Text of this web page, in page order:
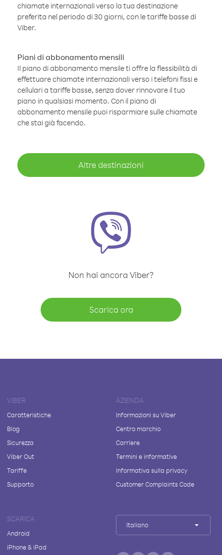
chiamate internazionali verso la tua destinazione
preferita nel periodo di 30 giorni, con le tariffe basse di
Viber.
Piani di abbonamento mensili
Il piano di abbonamento mensile ti offre la flessibilità di
effettuare chiamate internazionali verso i telefoni fissi e
cellulari a tariffe basse, senza dover rinnovare il tuo
piano in qualsiasi momento. Con il piano di
abbonamento mensile puoi risparmiare sulle chiamate
che stai già facendo.
Altre destinazioni
Non hai ancora Viber?
Scarica ora
VIBER
Caratteristiche
Blog
Sicurezza
Viber Out
Tariffe
Supporto
AZIENDA
Informazioni su Viber
Centro marchio
Carriere
Termini e informative
Informativa sulla privacy
Customer Complaints Code
SCARICA
Android
iPhone & iPad
Italiano